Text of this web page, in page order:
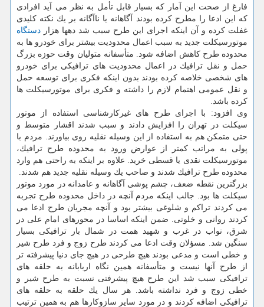
فارغ از صحت این آمار كه بسیار قابل تأمل به نظر می آید افرادی
كه این ادعا را مطرح كرده بودند آگاهانه یا ناآگانه بر یك نكته كلیدی
غفلت كرده و آن اینكه اجرای این طرح سبب شد دهها هزار دستگاه
موتورسیكلت جدید به سبب اعمال محدودیت بیشتر برای خودرو ها به
محدوده طرح كاهش اضافه شود. متأسفانه متولیان وقت حوزه بزرگ
حمل و نقل ترافیك در اعمال محدودیت های ترافیكی برای خودرو
های شخصی خلاصه كرده بودند بدون اینكه فكری برای توسعه حمل
و نقل عمومی اهتمام لازم را داشته و فكری برای موتورسیكلت ها
كرده باشد.
وی افزود: با اجرای طرح های غیركارشناسی استفاده از موتور
سیكلت در تهران را افزایش دادند و سبب شدند اقشار متوسط و
حتی متمكن هم به استفاده از این وسیله نقلیه روی بیاورند. مردم با
پولی به مراتب كمتر از عوارض ورود به محدوده طرح ترافیك،
موتورسیكلت نقدی یا قسطی خرید. علاوه بر اینكه به راحتی هم وارد
محدوده طرح ترافیك شدند و صاحب یك وسیله نقلیه جدید هم شدند.
بزرگترین نقطه ضعف، چشم پوشی آگاهانه و عامدانه در مورد موتور
سیكلت ها بود. جالب اینكه مردم آنچه در داخل محدوده طرح تجربه
می كردند تراكم و شلوغی بیشتر بود و آنچه مجریان طرح ادعا می
كردند روانی و خلوتی. ضمن اینكه اساسا در محورهای امام علی در
شرق، نواب در غرب و شهید همت در شمال بار ترافیكی بسیار
سنگین شد. مسؤلان وقت ادعا می كردند طرح زوج و فرد طرح شیر
و خطی است و مدعی بودند هیچ طرحی در هیچ جای دنیا پیشرفته تر
از طرح آنها نیست و متأسفانه همین نگاه اربابانه به حلقه های
ترافیكی سبب شد این طرح هیچ پیشرفتی نسبت به طرح شیر و
خطی زوج و فرد نداشته باشد. هر سال یك حلقه به حلقه های
ترافیكی اضافه كردند و در مورد سایر سازوكارها هم به همین ترتیب